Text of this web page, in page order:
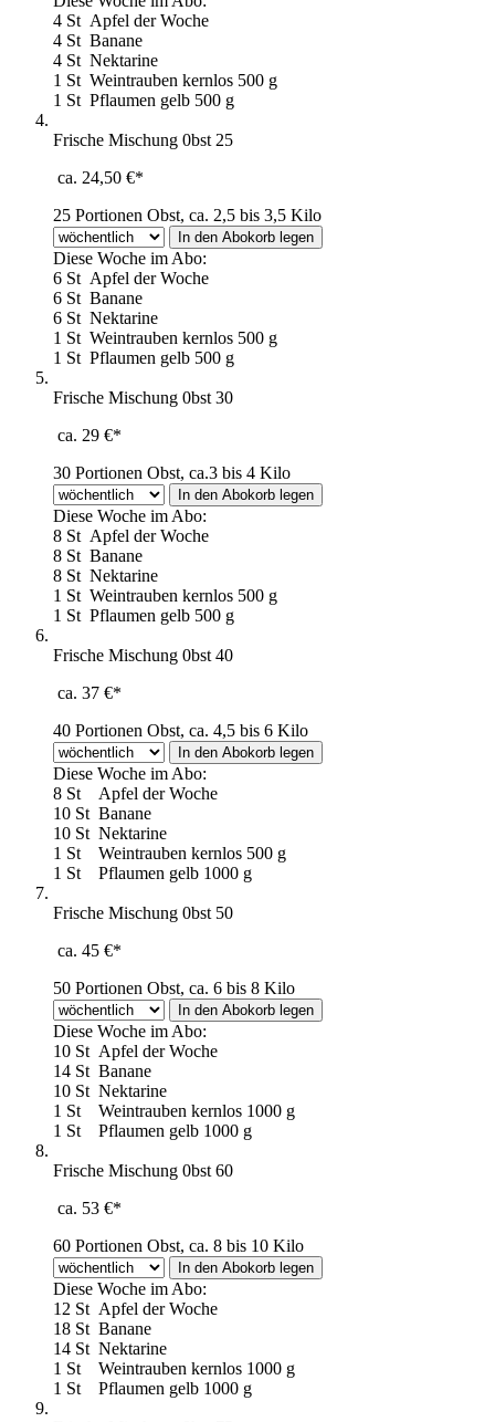
4 St Apfel der Woche
4 St Banane
4 St Nektarine
1 St Weintrauben kernlos 500 g
1 St Pflaumen gelb 500 g
Frische Mischung 0bst 25
ca. 24,50 €*
25 Portionen Obst, ca. 2,5 bis 3,5 Kilo
Diese Woche im Abo:
6 St Apfel der Woche
6 St Banane
6 St Nektarine
1 St Weintrauben kernlos 500 g
1 St Pflaumen gelb 500 g
Frische Mischung 0bst 30
ca. 29 €*
30 Portionen Obst, ca.3 bis 4 Kilo
Diese Woche im Abo:
8 St Apfel der Woche
8 St Banane
8 St Nektarine
1 St Weintrauben kernlos 500 g
1 St Pflaumen gelb 500 g
Frische Mischung 0bst 40
ca. 37 €*
40 Portionen Obst, ca. 4,5 bis 6 Kilo
Diese Woche im Abo:
8 St
Apfel der Woche
10 St Banane
10 St Nektarine
1 St
Weintrauben kernlos 500 g
1 St
Pflaumen gelb 1000 g
Frische Mischung 0bst 50
ca. 45 €*
50 Portionen Obst, ca. 6 bis 8 Kilo
Diese Woche im Abo:
10 St Apfel der Woche
14 St Banane
10 St Nektarine
1 St
Weintrauben kernlos 1000 g
1 St
Pflaumen gelb 1000 g
Frische Mischung 0bst 60
ca. 53 €*
60 Portionen Obst, ca. 8 bis 10 Kilo
Diese Woche im Abo:
12 St Apfel der Woche
18 St Banane
14 St Nektarine
1 St
Weintrauben kernlos 1000 g
1 St
Pflaumen gelb 1000 g